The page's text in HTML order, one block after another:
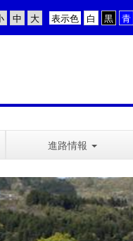
表示色
進路情報